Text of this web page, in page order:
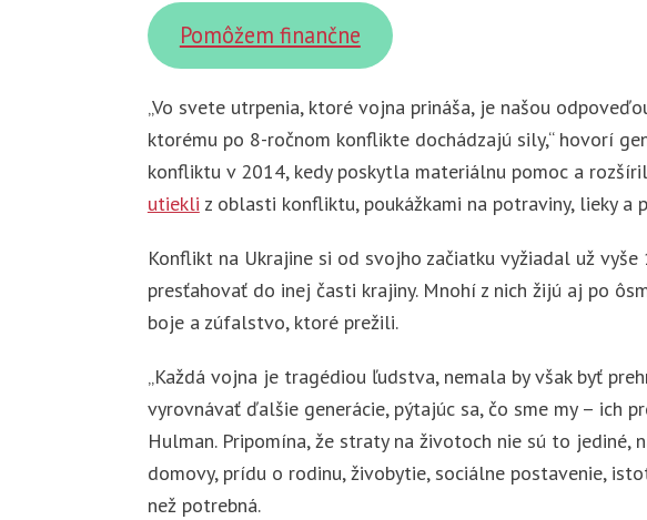
Pomôžem finančne
„Vo svete utrpenia, ktoré vojna prináša, je našou
ktorému po 8-ročnom konflikte dochádzajú sily,“ hovorí
konfliktu v 2014, kedy poskytla materiálnu pomoc a
utiekli z oblasti konfliktu, poukážkami na potraviny, lieky a
Konflikt na Ukrajine si od svojho začiatku vyžiadal už
presťahovať do inej časti krajiny. Mnohí z nich žijú aj po
boje a zúfalstvo, ktoré prežili.
„Každá vojna je tragédiou ľudstva, nemala by však byť
vyrovnávať ďalšie generácie, pýtajúc sa, čo sme my – ich
Hulman. Pripomína, že straty na životoch nie sú to
domovy, prídu o rodinu, živobytie, sociálne postavenie,
než potrebná.